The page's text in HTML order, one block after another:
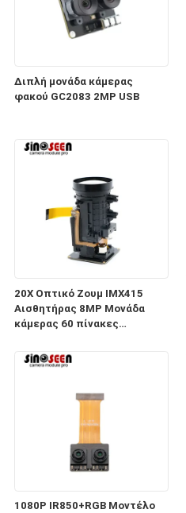
Διπλή μονάδα κάμερας
φακού GC2083 2MP USB
20X Οπτικό Ζουμ IMX415
Αισθητήρας 8MP Μονάδα
κάμερας 60 πίνακες
1080P IR850+RGB Μοντέλο